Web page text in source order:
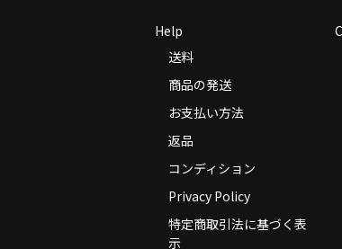
Help
送料
商品の発送
お支払い方法
返品
コンディション
Privacy Policy
特定商取引法に基づく表
示